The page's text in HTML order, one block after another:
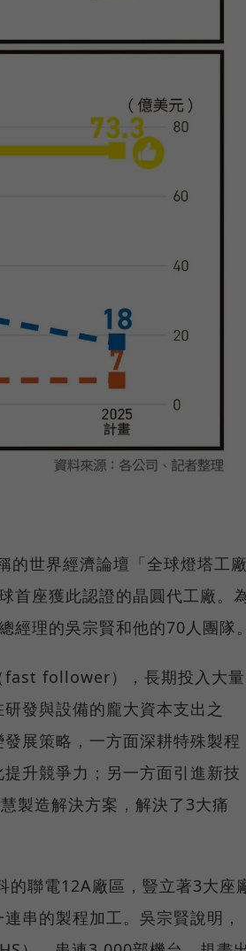
的世界經濟論壇「全球燈塔工
座獲此認證的晶圓代工廠。
經理的吳宗賢和他的70人團隊
fast follower），長期投入大量
發與設備的龐大資本支出之
展策略，一方面深耕特殊製程
升競爭力；另一方面引進新技
製造解決方案，解決了3大痛
的聯電12A廠區，豎立著3大座
串的製程加工。吳宗賢說明，